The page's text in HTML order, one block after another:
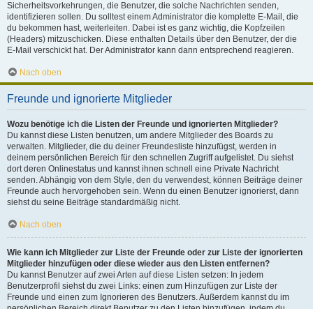
Sicherheitsvorkehrungen, die Benutzer, die solche Nachrichten senden,
identifizieren sollen. Du solltest einem Administrator die komplette E-Mail, die
du bekommen hast, weiterleiten. Dabei ist es ganz wichtig, die Kopfzeilen
(Headers) mitzuschicken. Diese enthalten Details über den Benutzer, der die
E-Mail verschickt hat. Der Administrator kann dann entsprechend reagieren.
Nach oben
Freunde und ignorierte Mitglieder
Wozu benötige ich die Listen der Freunde und ignorierten Mitglieder?
Du kannst diese Listen benutzen, um andere Mitglieder des Boards zu
verwalten. Mitglieder, die du deiner Freundesliste hinzufügst, werden in
deinem persönlichen Bereich für den schnellen Zugriff aufgelistet. Du siehst
dort deren Onlinestatus und kannst ihnen schnell eine Private Nachricht
senden. Abhängig von dem Style, den du verwendest, können Beiträge deiner
Freunde auch hervorgehoben sein. Wenn du einen Benutzer ignorierst, dann
siehst du seine Beiträge standardmäßig nicht.
Nach oben
Wie kann ich Mitglieder zur Liste der Freunde oder zur Liste der ignorierten
Mitglieder hinzufügen oder diese wieder aus den Listen entfernen?
Du kannst Benutzer auf zwei Arten auf diese Listen setzen: In jedem
Benutzerprofil siehst du zwei Links: einen zum Hinzufügen zur Liste der
Freunde und einen zum Ignorieren des Benutzers. Außerdem kannst du im